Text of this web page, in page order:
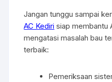
Jangan tunggu sampai
AC Kediri siap membantu
mengatasi masalah bau
terbaik:
Pemeriksaan